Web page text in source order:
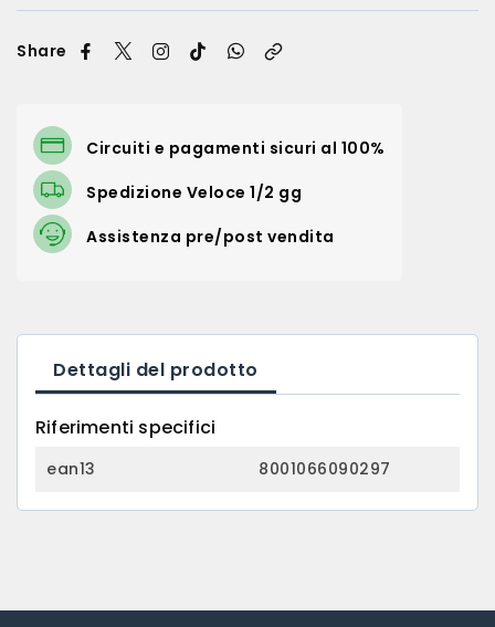
Share
Circuiti e pagamenti sicuri al 100%
Spedizione Veloce 1/2 gg
Assistenza pre/post vendita
Dettagli del prodotto
Riferimenti specifici
ean13 8001066090297